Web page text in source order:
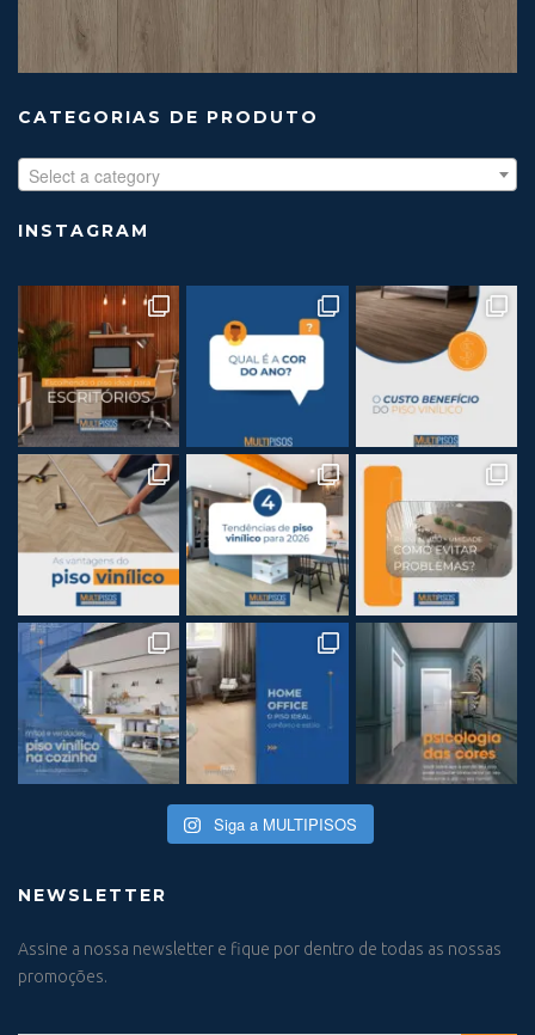
CATEGORIAS DE PRODUTO
Select a category
INSTAGRAM
Siga a MULTIPISOS
NEWSLETTER
Assine a nossa newsletter e fique por dentro de todas as nossas
promoções.